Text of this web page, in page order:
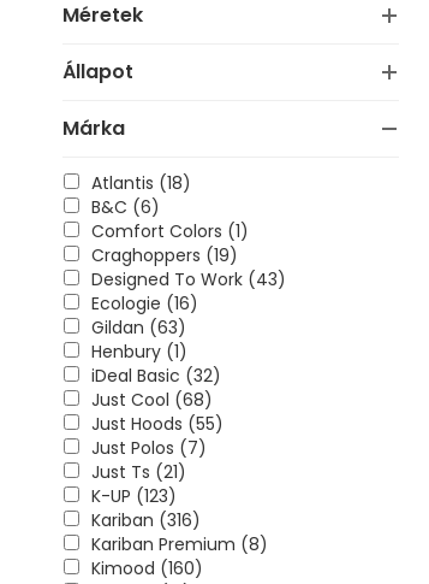
Méretek
Állapot
Márka
Atlantis (18)
B&C (6)
Comfort Colors (1)
Craghoppers (19)
Designed To Work (43)
Ecologie (16)
Gildan (63)
Henbury (1)
iDeal Basic (32)
Just Cool (68)
Just Hoods (55)
Just Polos (7)
Just Ts (21)
K-UP (123)
Kariban (316)
Kariban Premium (8)
Kimood (160)